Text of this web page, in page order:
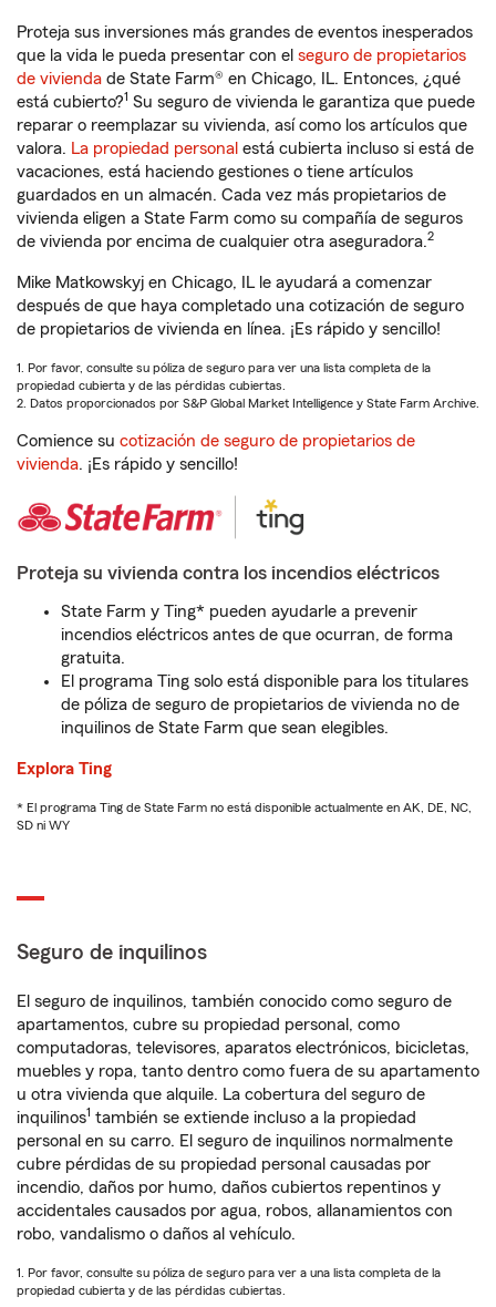
Proteja sus inversiones más grandes de eventos inesperados
que la vida le pueda presentar con el seguro de propietarios
de vivienda de State Farm® en Chicago, IL. Entonces, ¿qué
está cubierto?1 Su seguro de vivienda le garantiza que puede
reparar o reemplazar su vivienda, así como los artículos que
valora. La propiedad personal está cubierta incluso si está de
vacaciones, está haciendo gestiones o tiene artículos
guardados en un almacén. Cada vez más propietarios de
vivienda eligen a State Farm como su compañía de seguros
de vivienda por encima de cualquier otra aseguradora.2
Mike Matkowskyj en Chicago, IL le ayudará a comenzar
después de que haya completado una cotización de seguro
de propietarios de vivienda en línea. ¡Es rápido y sencillo!
1. Por favor, consulte su póliza de seguro para ver una lista completa de la
propiedad cubierta y de las pérdidas cubiertas.
2. Datos proporcionados por S&P Global Market Intelligence y State Farm Archive.
Comience su cotización de seguro de propietarios de
vivienda. ¡Es rápido y sencillo!
Proteja su vivienda contra los incendios eléctricos
State Farm y Ting* pueden ayudarle a prevenir
incendios eléctricos antes de que ocurran, de forma
gratuita.
El programa Ting solo está disponible para los titulares
de póliza de seguro de propietarios de vivienda no de
inquilinos de State Farm que sean elegibles.
Explora Ting
* El programa Ting de State Farm no está disponible actualmente en AK, DE, NC,
SD ni WY
Seguro de inquilinos
El seguro de inquilinos, también conocido como seguro de
apartamentos, cubre su propiedad personal, como
computadoras, televisores, aparatos electrónicos, bicicletas,
muebles y ropa, tanto dentro como fuera de su apartamento
u otra vivienda que alquile. La cobertura del seguro de
inquilinos1 también se extiende incluso a la propiedad
personal en su carro. El seguro de inquilinos normalmente
cubre pérdidas de su propiedad personal causadas por
incendio, daños por humo, daños cubiertos repentinos y
accidentales causados por agua, robos, allanamientos con
robo, vandalismo o daños al vehículo.
1. Por favor, consulte su póliza de seguro para ver a una lista completa de la
propiedad cubierta y de las pérdidas cubiertas.